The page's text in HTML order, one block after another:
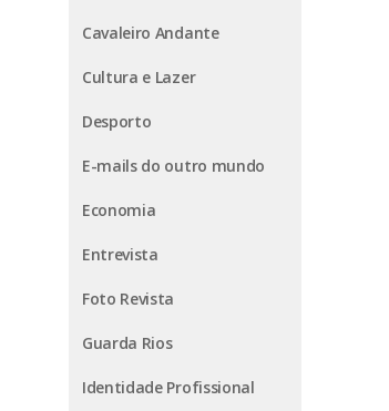
Cavaleiro Andante
Cultura e Lazer
Desporto
E-mails do outro mundo
Economia
Entrevista
Foto Revista
Guarda Rios
Identidade Profissional